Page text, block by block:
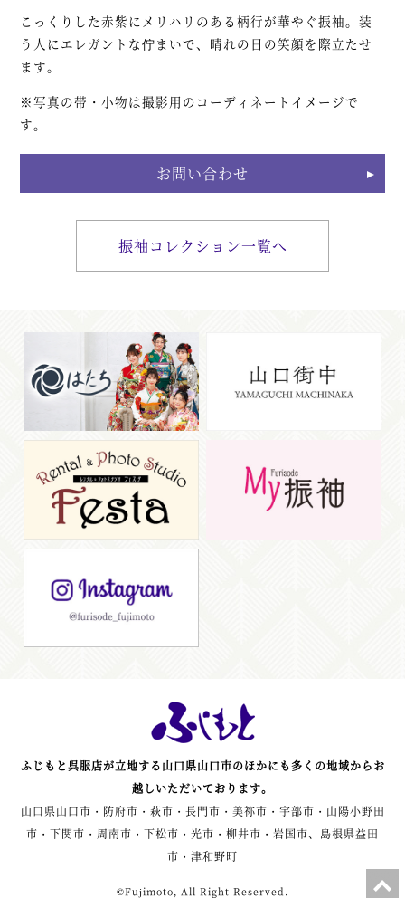
こっくりした赤紫にメリハリのある柄行が華やぐ振袖。装
う人にエレガントな佇まいで、晴れの日の笑顔を際立たせ
ます。
※写真の帯・小物は撮影用のコーディネートイメージで
す。
お問い合わせ
振袖コレクション一覧へ
ふじもと呉服店が立地する山口県山口市のほかにも多くの地域からお
越しいただいております。
山口県山口市・防府市・萩市・長門市・美祢市・宇部市・山陽小野田
市・下関市・周南市・下松市・光市・柳井市・岩国市、島根県益田
市・津和野町
©Fujimoto, All Right Reserved.